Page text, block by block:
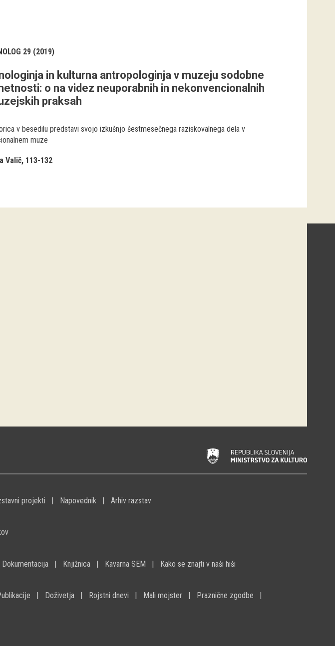
29 (2019)
in kulturna antropologinja v muzeju sodobne
o na videz neuporabnih in nekonvencionalnih
praksah
v besedilu predstavi svojo izkušnjo šestmesečnega raziskovalnega dela v
muze
Valič 113-132
projekti Napovednik Arhiv razstav
Dokumentacija Knjižnica Kavarna SEM Kako se znajti v naši hiši
Doživetja Rojstni dnevi Mali mojster
Praznične zgodbe